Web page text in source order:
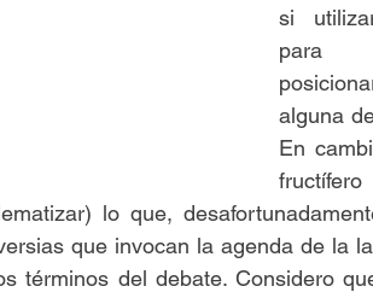
si
para
alguna
En
lo que,
que invocan la agenda de la
términos del debate. Considero